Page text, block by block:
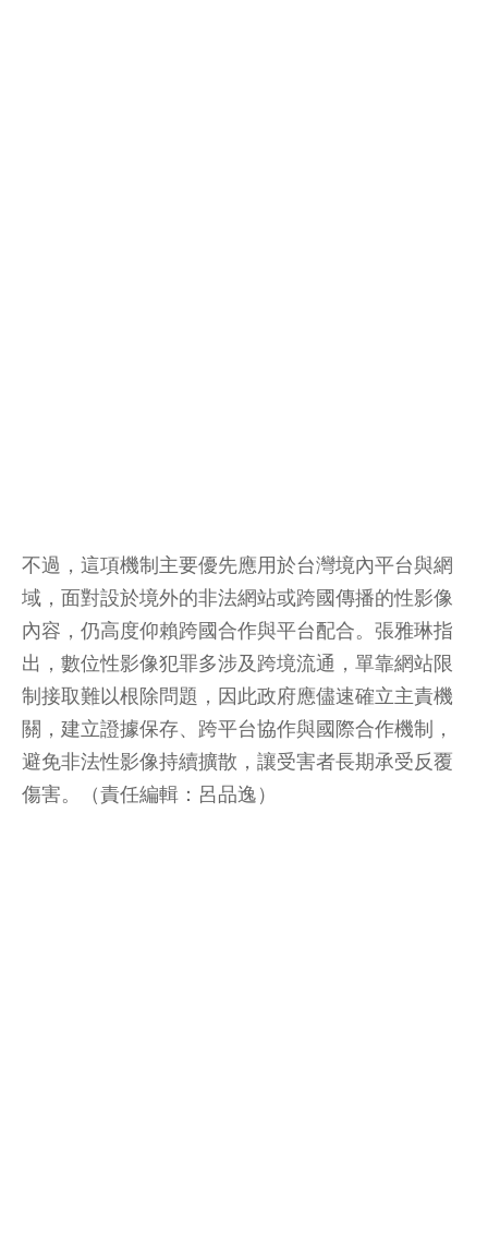
不過，這項機制主要優先應用於台灣境內平台與網
域，面對設於境外的非法網站或跨國傳播的性影像
內容，仍高度仰賴跨國合作與平台配合。張雅琳指
出，數位性影像犯罪多涉及跨境流通，單靠網站限
制接取難以根除問題，因此政府應儘速確立主責機
關，建立證據保存、跨平台協作與國際合作機制，
避免非法性影像持續擴散，讓受害者長期承受反覆
傷害。（責任編輯：呂品逸）